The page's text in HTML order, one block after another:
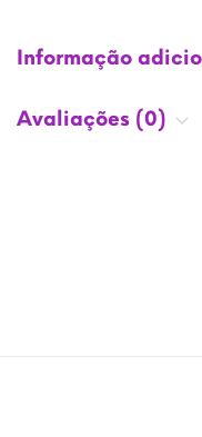
Informação
Avaliações (0)